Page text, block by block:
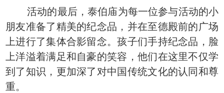
活动的最后，泰伯庙为每一位参与活动的小
朋友准备了精美的纪念品，并在至德殿前的广场
上进行了集体合影留念。孩子们手持纪念品，脸
上洋溢着满足和自豪的笑容，他们在这里不仅学
到了知识，更加深了对中国传统文化的认同和尊
重。